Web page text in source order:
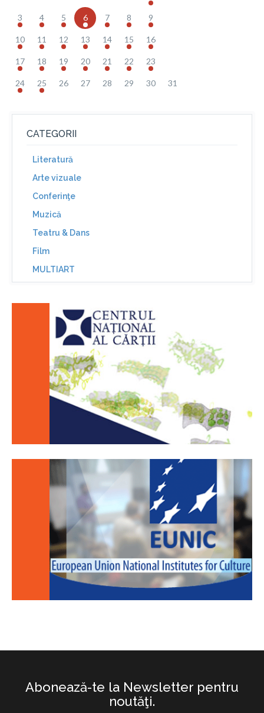
3 4 5 6 7 8 9
10 11 12 13 14 15 16
17 18 19 20 21 22 23
24 25 26 27 28 29 30 31
CATEGORII
Literatură
Arte vizuale
Conferinţe
Muzică
Teatru & Dans
Film
MULTIART
Abonează-te la Newsletter pentru
noutăţi.